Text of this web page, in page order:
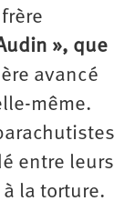
», que
avancé
même.
entre leurs
la torture.